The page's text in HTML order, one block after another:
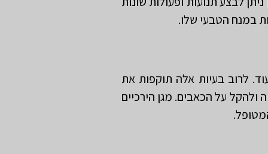
במנח הטבעי שלו.
לרוב בעיות אלה תוקפות את
ולהקל על הכאבים. מגן הירכיים